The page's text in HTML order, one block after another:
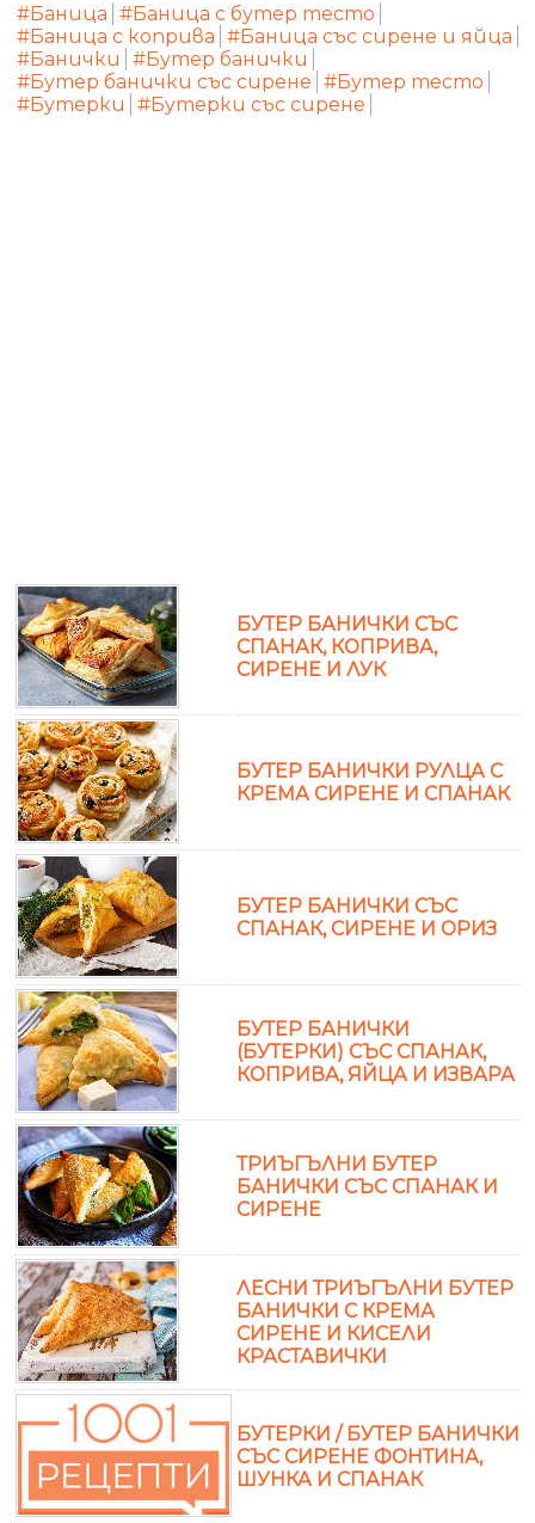
#Баница #Баница с бутер тесто
#Баница с коприва #Баница със сирене и яйца
#Банички
#Бутер банички
#Бутер банички със сирене #Бутер тесто
#Бутерки
#Бутерки със сирене
БУТЕР БАНИЧКИ СЪС
СПАНАК, КОПРИВА,
СИРЕНЕ И ЛУК
БУТЕР БАНИЧКИ РУЛЦА С
КРЕМА СИРЕНЕ И СПАНАК
БУТЕР БАНИЧКИ СЪС
СПАНАК, СИРЕНЕ И ОРИЗ
БУТЕР БАНИЧКИ
(БУТЕРКИ) СЪС СПАНАК,
КОПРИВА, ЯЙЦА И ИЗВАРА
ТРИЪГЪЛНИ БУТЕР
БАНИЧКИ СЪС СПАНАК И
СИРЕНЕ
ЛЕСНИ ТРИЪГЪЛНИ БУТЕР
БАНИЧКИ С КРЕМА
СИРЕНЕ И КИСЕЛИ
КРАСТАВИЧКИ
БУТЕРКИ / БУТЕР БАНИЧКИ
СЪС СИРЕНЕ ФОНТИНА,
ШУНКА И СПАНАК